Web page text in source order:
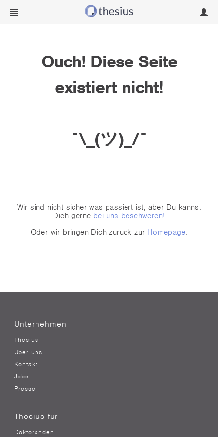
Navigation
Ouch! Diese Seite
existiert nicht!
¯\_(ツ)_/¯
Wir sind nicht sicher was passiert ist, aber Du kannst
Dich gerne bei uns beschweren!
Oder wir bringen Dich zurück zur Homepage.
Unternehmen
Thesius
Über uns
Kontakt
Jobs
Presse
Thesius für
Doktoranden